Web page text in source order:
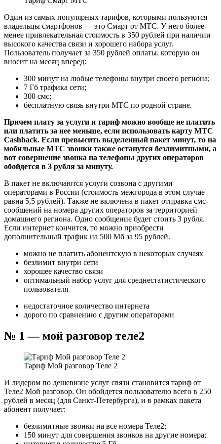
Один из самых популярных тарифов, которыми пользуются
владельцы смартфонов — это Смарт от МТС. У него более-
менее привлекательная стоимость в 350 рублей при наличии
высокого качества связи и хорошего набора услуг.
Пользователь получает за 350 рублей оплаты, которую он
вносит на месяц вперед:
300 минут на любые телефоны внутри своего региона;
7 Гб трафика сети;
300 смс;
бесплатную связь внутри МТС по родной стране.
Причем плату за услуги и тариф можно вообще не платить
или платить за нее меньше, если использовать карту МТС
Cashback. Если превысить выделенный пакет минут, то на
мобильные МТС звонки также останутся безлимитными, а
вот совершение звонка на телефоны других операторов
обойдется в 3 рубля за минуту.
В пакет не включаются услуги созвона с другими
операторами в России (стоимость межгорода в этом случае
равна 5,5 рублей). Также не включена в пакет отправка смс-
сообщений на номера других операторов за территорией
домашнего региона. Одно сообщение будет стоить 3 рубля.
Если интернет кончится, то можно приобрести
дополнительный трафик на 500 Мб за 95 рублей.
можно не платить абонентскую в некоторых случаях
безлимит внутри сети
хорошее качество связи
оптимальный набор услуг для среднестатистического
пользователя
недостаточное количество интернета
дорого по сравнению с другим операторами
№ 1 — мой разговор теле2
Тариф Мой разговор Теле 2
И лидером по дешевизне услуг связи становится тариф от
Теле2 Мой разговор. Он обойдется пользователю всего в 250
рублей в месяц (для Санкт-Петербурга), и в рамках пакета
абонент получает:
безлимитные звонки на все номера Теле2;
150 минут для совершения звонков на другие номера;